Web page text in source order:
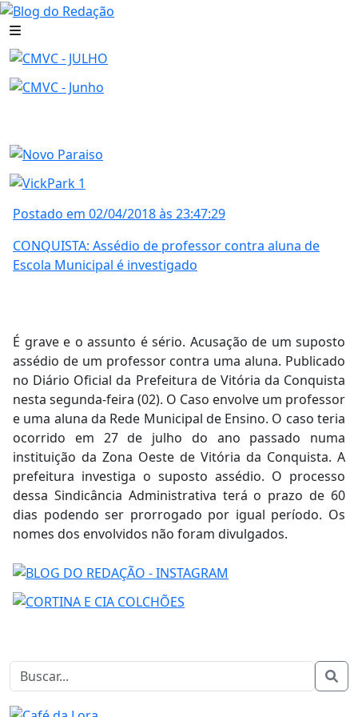
Postado em 02/04/2018 às 23:47:29
CONQUISTA: Assédio de professor contra aluna de
Escola Municipal é investigado
É grave e o assunto é sério. Acusação de um suposto
assédio de um professor contra uma aluna. Publicado
no Diário Oficial da Prefeitura de Vitória da Conquista
nesta segunda-feira (02). O Caso envolve um professor
e uma aluna da Rede Municipal de Ensino. O caso teria
ocorrido em 27 de julho do ano passado numa
instituição da Zona Oeste de Vitória da Conquista. A
prefeitura investiga o suposto assédio. O processo
dessa Sindicância Administrativa terá o prazo de 60
dias podendo ser prorrogado por igual período. Os
nomes dos envolvidos não foram divulgados.